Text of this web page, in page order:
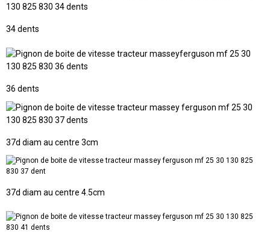
34 dents
36 dents
37d diam au centre 3cm
37d diam au centre 4.5cm